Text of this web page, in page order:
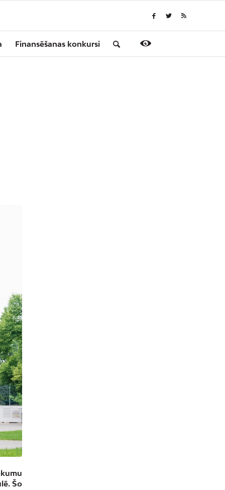
Finansēšanas konkursi
Šo